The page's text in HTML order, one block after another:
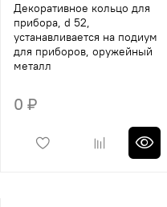
Декоративное кольцо для
прибора, d 52,
устанавливается на подиум
для приборов, оружейный
металл
0 ₽